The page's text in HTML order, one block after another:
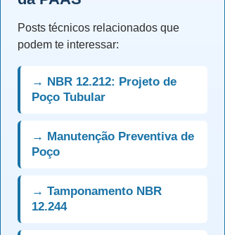
Posts técnicos relacionados que
podem te interessar:
→ NBR 12.212: Projeto de
Poço Tubular
→ Manutenção Preventiva de
Poço
→ Tamponamento NBR
12.244